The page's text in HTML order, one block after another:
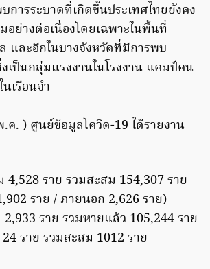
ารระบาดที่เกิดขึ้นประเทศไทยยังคง
ย่างต่อเนื่องโดยเฉพาะในพื้นที่
และอีกในบางจังหวัดที่มีการพบ
เป็นกลุ่มแรงงานในโรงงาน แคมป์คน
เรือนจำ
ค. ) ศูนย์ข้อมูลโควิด-19 ได้รายงาน
ราย รวมสะสม 154,307 ราย
ราย / ภายนอก 2,626 ราย)
ราย รวมหายแล้ว 105,244 ราย
ราย รวมสะสม 1012 ราย